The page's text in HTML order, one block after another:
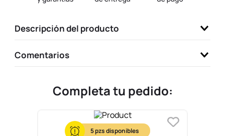
Descripción del producto
Comentarios
Completa tu pedido:
5
10. one piece